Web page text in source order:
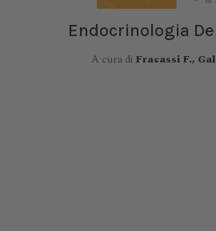
Endocrinologia
A cura di Fracassi F.,